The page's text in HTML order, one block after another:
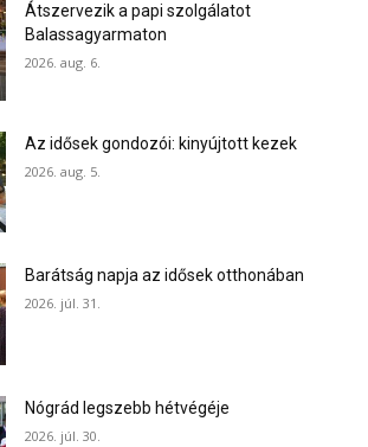
Átszervezik a papi szolgálatot
Balassagyarmaton
2026. aug. 6.
Az idősek gondozói: kinyújtott kezek
2026. aug. 5.
Barátság napja az idősek otthonában
2026. júl. 31.
Nógrád legszebb hétvégéje
2026. júl. 30.